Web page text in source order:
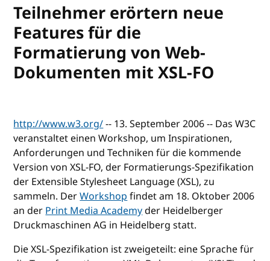
Teilnehmer erörtern neue
Features für die
Formatierung von Web-
Dokumenten mit XSL-FO
http://www.w3.org/-- 13. September 2006 -- Das W3C
veranstaltet einen Workshop, um Inspirationen,
Anforderungen und Techniken für die kommende
Version von XSL-FO, der Formatierungs-Spezifikation
der Extensible Stylesheet Language (XSL), zu
sammeln. DerWorkshopfindet am 18. Oktober 2006
an derPrint Media Academyder Heidelberger
Druckmaschinen AG in Heidelberg statt.
Die XSL-Spezifikation ist zweigeteilt: eine Sprache für